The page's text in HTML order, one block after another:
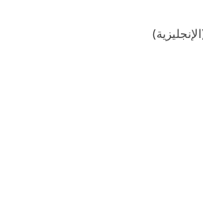
الإنجليزية)